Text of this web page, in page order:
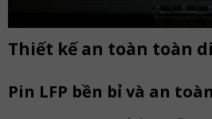
Thiết kế an toàn toàn
Pin LFP bền bỉ và an toàn